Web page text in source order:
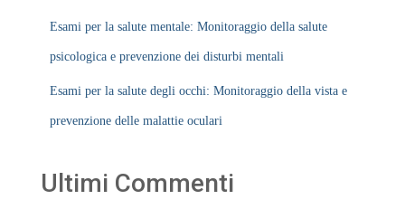
Esami per la salute mentale: Monitoraggio della salute
psicologica e prevenzione dei disturbi mentali
Esami per la salute degli occhi: Monitoraggio della vista e
prevenzione delle malattie oculari
Ultimi Commenti